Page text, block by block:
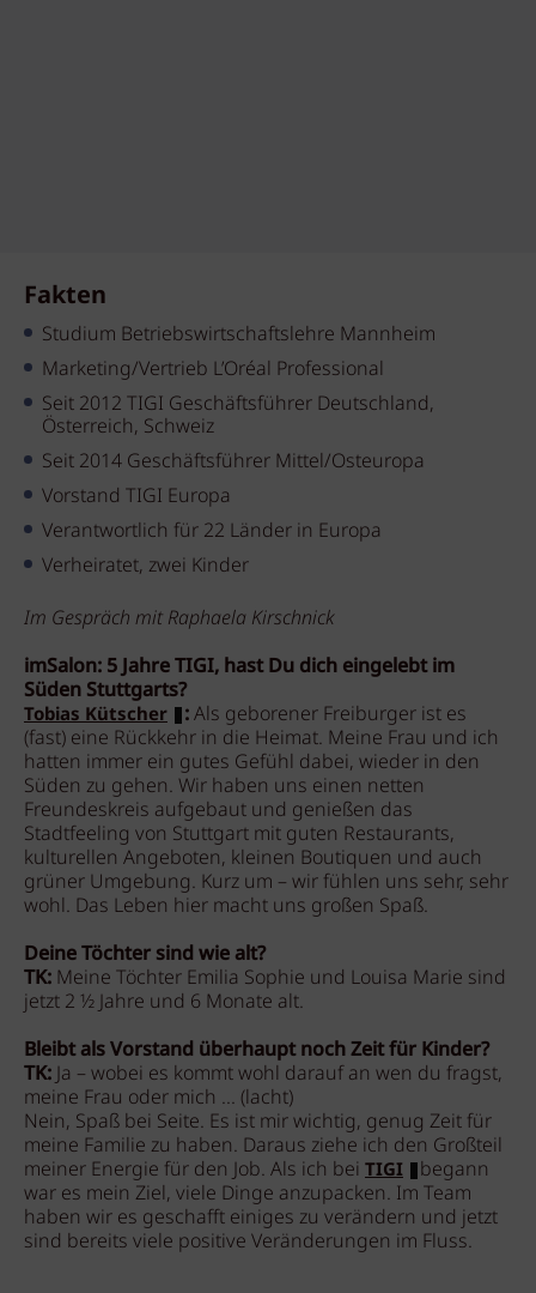
Fakten
Studium Betriebswirtschaftslehre Mannheim
Marketing/Vertrieb L’Oréal Professional
Seit 2012 TIGI Geschäftsführer Deutschland,
Österreich, Schweiz
Seit 2014 Geschäftsführer Mittel/Osteuropa
Vorstand TIGI Europa
Verantwortlich für 22 Länder in Europa
Verheiratet, zwei Kinder
Im Gespräch mit Raphaela Kirschnick
imSalon: 5 Jahre TIGI, hast Du dich eingelebt im
Süden Stuttgarts?
Tobias Kütscher :Als geborener Freiburger ist es
(fast) eine Rückkehr in die Heimat. Meine Frau und ich
hatten immer ein gutes Gefühl dabei, wieder in den
Süden zu gehen. Wir haben uns einen netten
Freundeskreis aufgebaut und genießen das
Stadtfeeling von Stuttgart mit guten Restaurants,
kulturellen Angeboten, kleinen Boutiquen und auch
grüner Umgebung. Kurz um – wir fühlen uns sehr, sehr
wohl. Das Leben hier macht uns großen Spaß.
Deine Töchter sind wie alt?
TK: Meine Töchter Emilia Sophie und Louisa Marie sind
jetzt 2 ½ Jahre und 6 Monate alt.
Bleibt als Vorstand überhaupt noch Zeit für Kinder?
TK:Ja – wobei es kommt wohl darauf an wen du fragst,
meine Frau oder mich ... (lacht)
Nein, Spaß bei Seite. Es ist mir wichtig, genug Zeit für
meine Familie zu haben. Daraus ziehe ich den Großteil
meiner Energie für den Job. Als ich bei TIGI
begann
war es mein Ziel, viele Dinge anzupacken. Im Team
haben wir es geschafft einiges zu verändern und jetzt
sind bereits viele positive Veränderungen im Fluss.